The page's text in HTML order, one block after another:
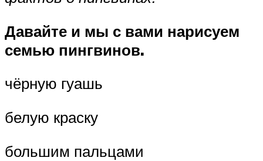
Давайте и мы с вами нарисуем
семью пингвинов.
чёрную гуашь
белую краску
большим пальцами